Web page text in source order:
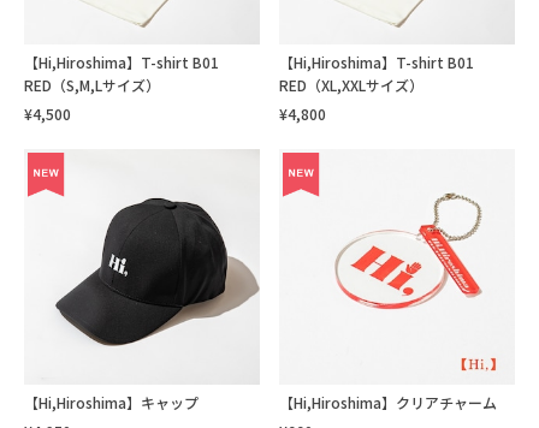
【Hi,Hiroshima】T-shirt B01
RED（S,M,Lサイズ）
¥4,500
【Hi,Hiroshima】T-shirt B01
RED（XL,XXLサイズ）
¥4,800
【Hi,Hiroshima】キャップ
【Hi,Hiroshima】クリアチャーム